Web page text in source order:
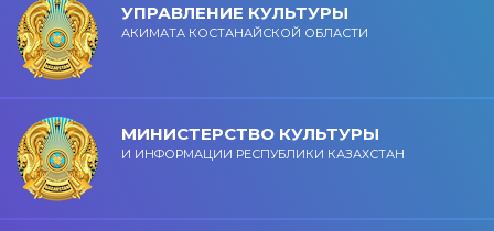
УПРАВЛЕНИЕ КУЛЬТУРЫ
АКИМАТА КОСТАНАЙСКОЙ ОБЛАСТИ
МИНИСТЕРСТВО КУЛЬТУРЫ
И ИНФОРМАЦИИ РЕСПУБЛИКИ КАЗАХСТАН